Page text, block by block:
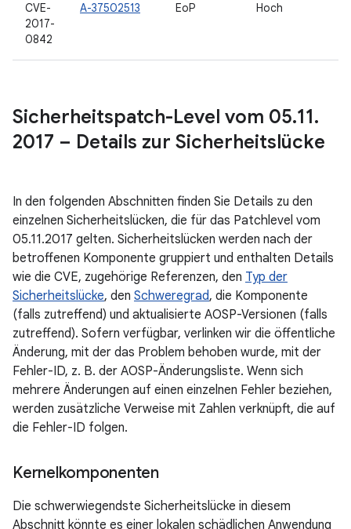
CVE-
2017-
0842
A-37502513 EoP Hoch
Sicherheitspatch-Level vom 05.11.
2017 – Details zur Sicherheitslücke
In den folgenden Abschnitten finden Sie Details zu den
einzelnen Sicherheitslücken, die für das Patchlevel vom
05.11.2017 gelten. Sicherheitslücken werden nach der
betroffenen Komponente gruppiert und enthalten Details
wie die CVE, zugehörige Referenzen, den Typ der
Sicherheitslücke, den Schweregrad, die Komponente
(falls zutreffend) und aktualisierte AOSP-Versionen (falls
zutreffend). Sofern verfügbar, verlinken wir die öffentliche
Änderung, mit der das Problem behoben wurde, mit der
Fehler-ID, z. B. der AOSP-Änderungsliste. Wenn sich
mehrere Änderungen auf einen einzelnen Fehler beziehen,
werden zusätzliche Verweise mit Zahlen verknüpft, die auf
die Fehler-ID folgen.
Kernelkomponenten
Die schwerwiegendste Sicherheitslücke in diesem
Abschnitt könnte es einer lokalen schädlichen Anwendung